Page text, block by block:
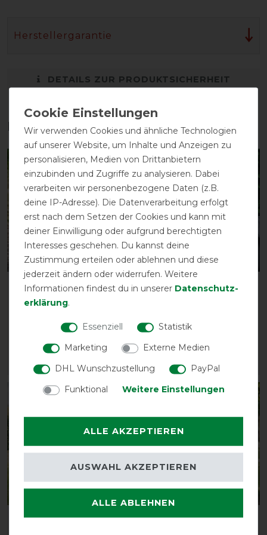
Herstellergarantie
DETAILS ZUR PRODUKTSICHERHEIT
Das perfekte Zubehör für dich
-10%
Horseware Rambo
Supreme 1680D Turnout
vorher 439,95 €
395,95 € *
ARTIKEL MERKEN
-10%
Horseware Rambo
89,95 € *
ARTIKEL MERKEN
Horseware Rambo
Horseware Rambo
Wir verwenden Cookies und ähnliche Technologien
auf unserer Website, um Inhalte und Anzeigen zu
personalisieren, Medien von Drittanbietern
einzubinden und Zugriffe zu analysieren. Dabei
verarbeiten wir personenbezogene Daten (z.B.
deine IP-Adresse). Die Datenverarbeitung erfolgt
erst nach dem Setzen der Cookies und kann mit
deiner Einwilligung oder aufgrund berechtigten
Interesses geschehen. Du kannst deine
Zustimmung erteilen oder ablehnen und diese
jederzeit ändern oder widerrufen. Weitere
Informationen findest du in unserer Daten­schutz­
erklärung.
Essenziell
Statistik
Marketing
Externe Medien
DHL Wunschzustellung
PayPal
Funktional
Weitere Einstellungen
ALLE AKZEPTIEREN
ALLE ABLEHNEN
AUSWAHL AKZEPTIEREN